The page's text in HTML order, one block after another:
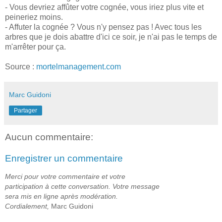
- Vous devriez affûter votre cognée, vous iriez plus vite et
peineriez moins.
- Affuter la cognée ? Vous n'y pensez pas ! Avec tous les
arbres que je dois abattre d'ici ce soir, je n'ai pas le temps de
m'arrêter pour ça.
Source : mortelmanagement.com
Marc Guidoni
Partager
Aucun commentaire:
Enregistrer un commentaire
Merci pour votre commentaire et votre
participation à cette conversation. Votre message
sera mis en ligne après modération.
Cordialement, Marc Guidoni